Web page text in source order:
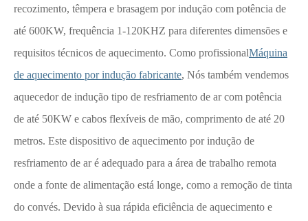
recozimento, têmpera e brasagem por indução com potência de
até 600KW, frequência 1-120KHZ para diferentes dimensões e
requisitos técnicos de aquecimento. Como profissionalMáquina
de aquecimento por indução fabricante, Nós também vendemos
aquecedor de indução tipo de resfriamento de ar com potência
de até 50KW e cabos flexíveis de mão, comprimento de até 20
metros. Este dispositivo de aquecimento por indução de
resfriamento de ar é adequado para a área de trabalho remota
onde a fonte de alimentação está longe, como a remoção de tinta
do convés. Devido à sua rápida eficiência de aquecimento e